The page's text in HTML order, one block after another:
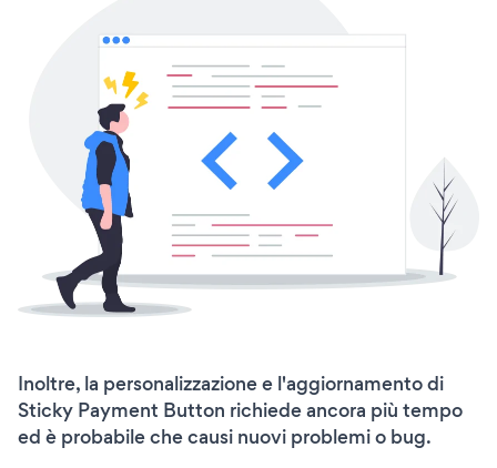
Inoltre, la personalizzazione e l'aggiornamento di
Sticky Payment Button richiede ancora più tempo
ed è probabile che causi nuovi problemi o bug.